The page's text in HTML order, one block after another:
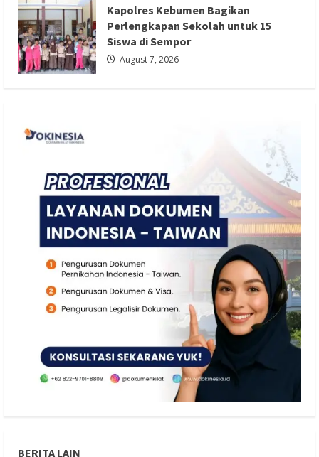
Kapolres Kebumen Bagikan
Perlengkapan Sekolah untuk 15
Siswa di Sempor
August 7, 2026
BERITA LAIN